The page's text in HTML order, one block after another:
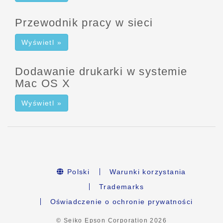
Przewodnik pracy w sieci
Wyświetl »
Dodawanie drukarki w systemie
Mac OS X
Wyświetl »
Polski
Warunki korzystania
Trademarks
Oświadczenie o ochronie prywatności
© Seiko Epson Corporation2026